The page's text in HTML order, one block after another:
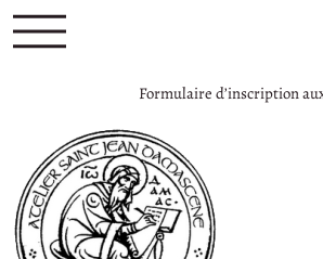
Formulaire d’inscription